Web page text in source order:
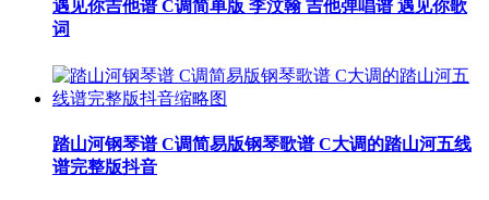
遇见你吉他谱 C调简单版 李汶翰 吉他弹唱谱 遇见你歌
词
踏山河钢琴谱 C调简易版钢琴歌谱 C大调的踏山河五线
谱完整版抖音